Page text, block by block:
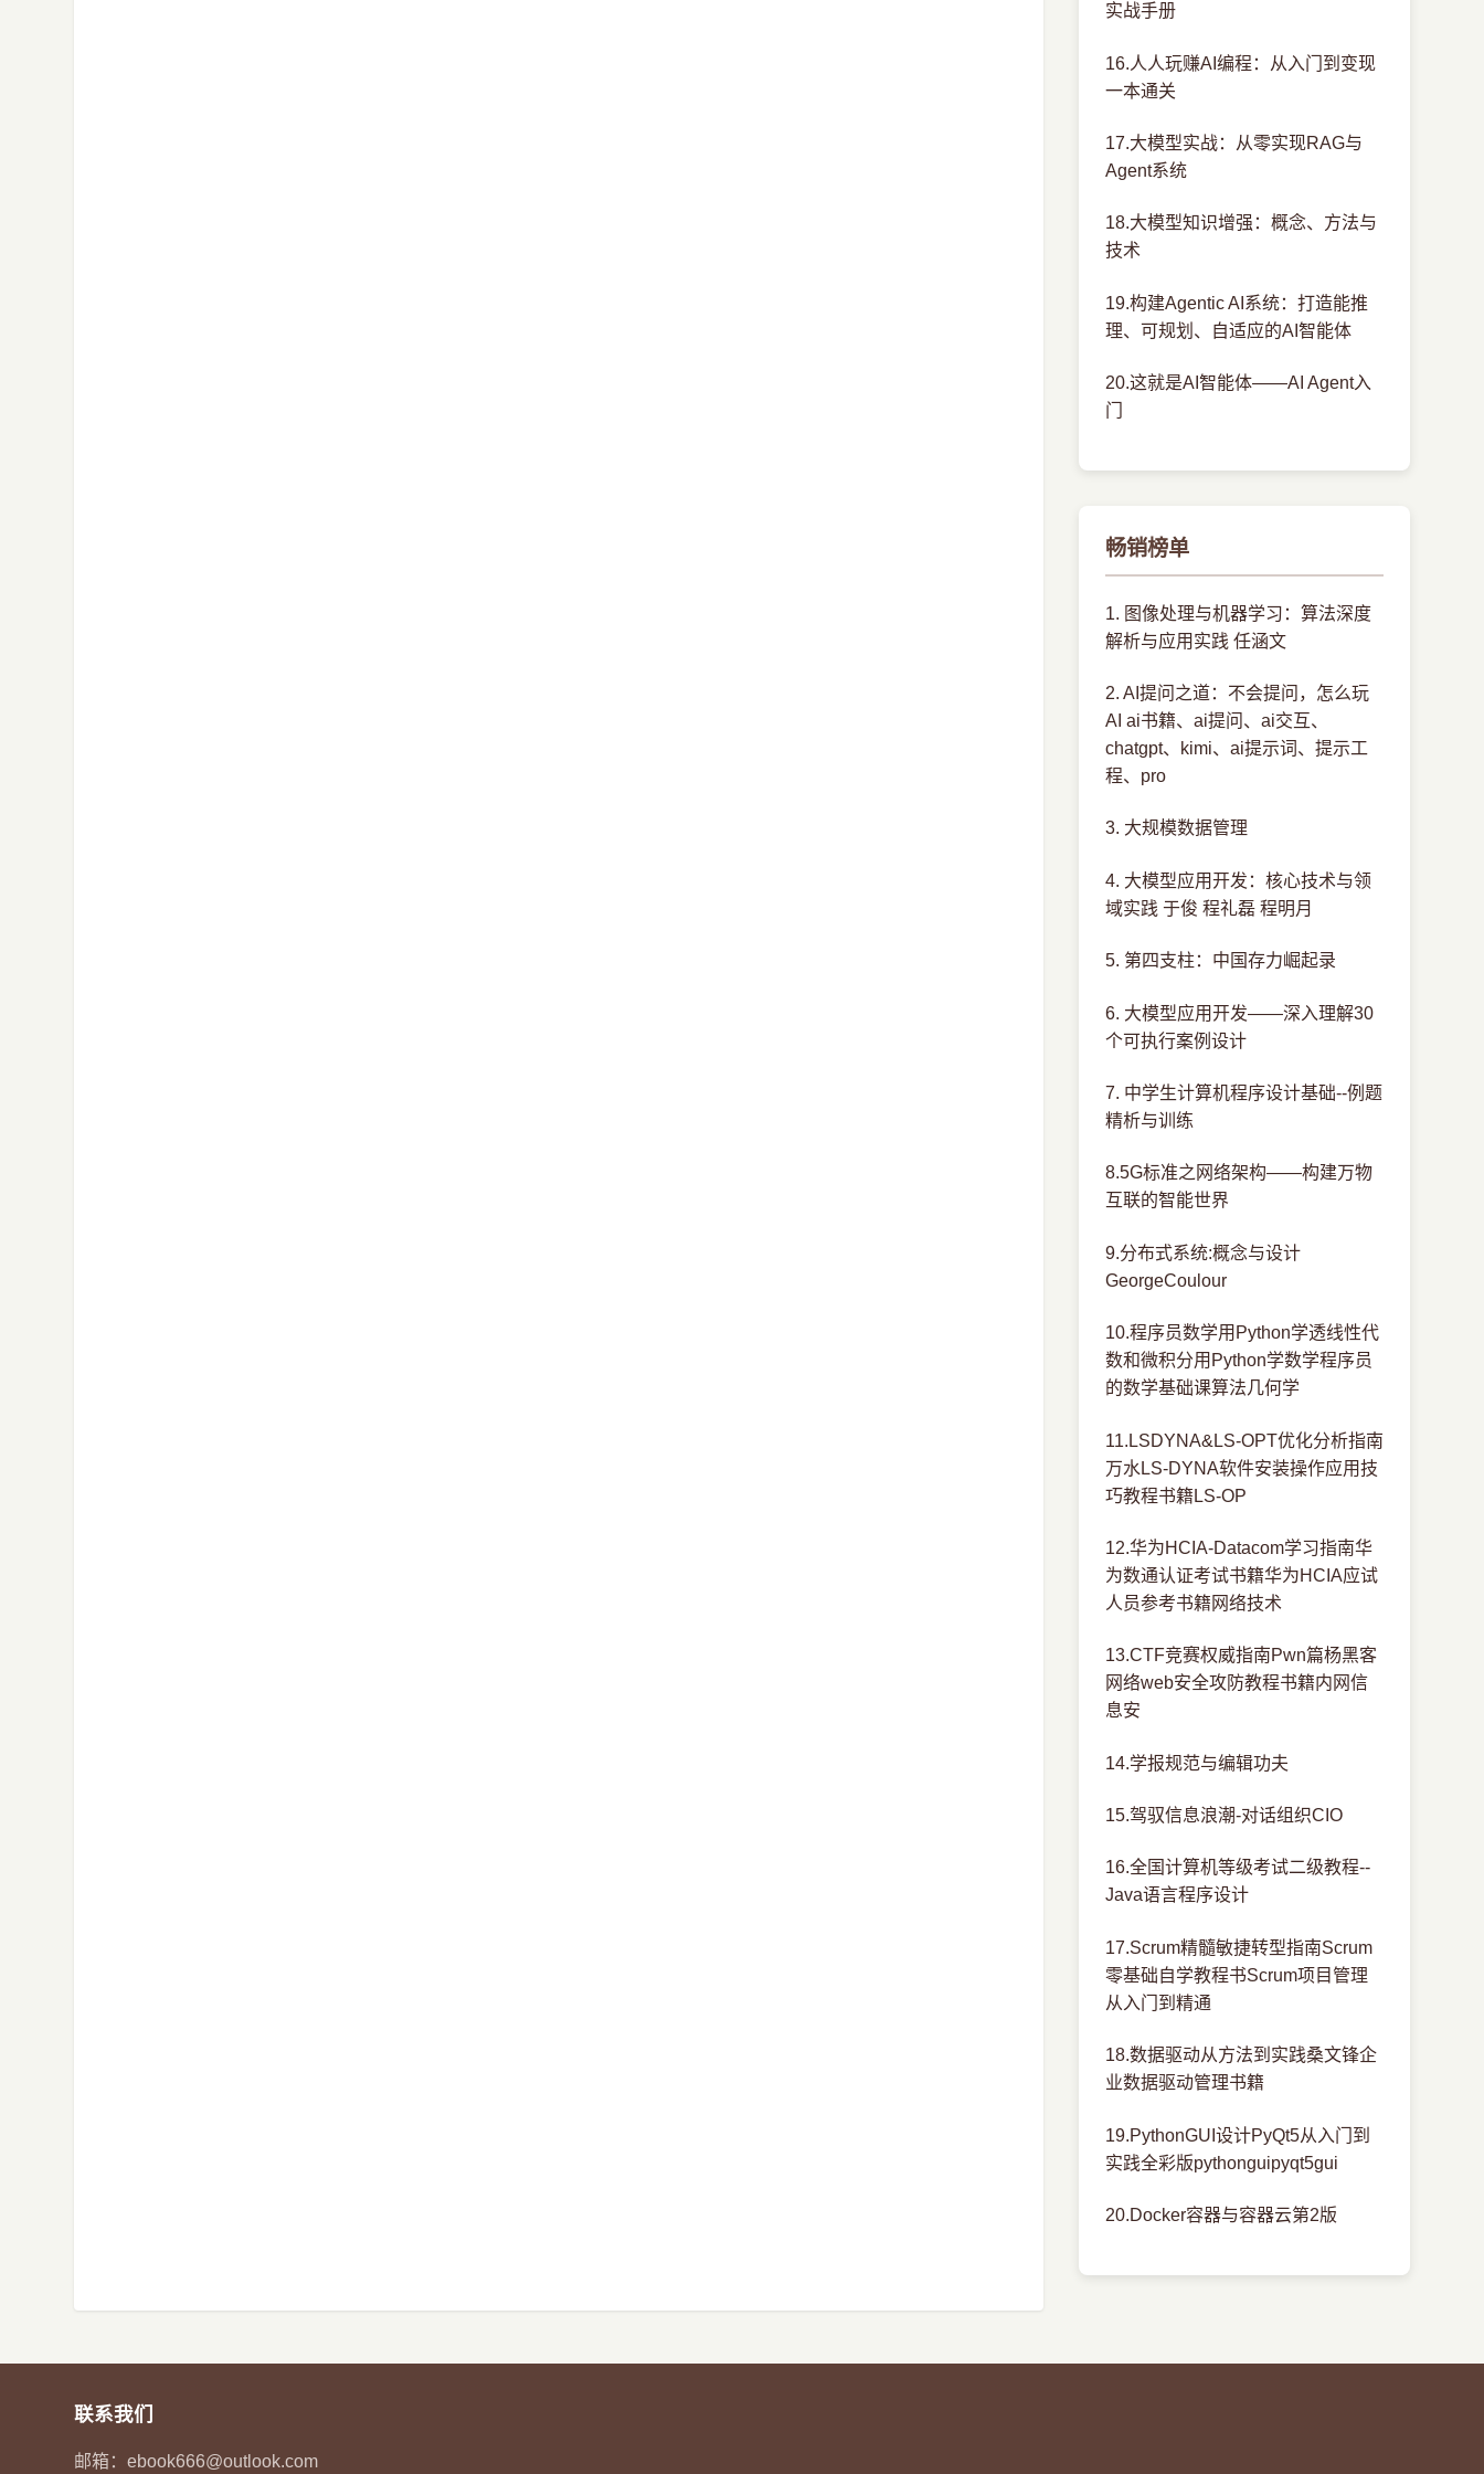
实战手册
16.人人玩赚AI编程：从入门到变现
一本通关
17.大模型实战：从零实现RAG与
Agent系统
18.大模型知识增强：概念、方法与
技术
19.构建Agentic AI系统：打造能推
理、可规划、自适应的AI智能体
20.这就是AI智能体——AI Agent入
门
畅销榜单
1. 图像处理与机器学习：算法深度
解析与应用实践 任涵文
2. AI提问之道：不会提问，怎么玩
AI ai书籍、ai提问、ai交互、
chatgpt、kimi、ai提示词、提示工
程、pro
3. 大规模数据管理
4. 大模型应用开发：核心技术与领
域实践 于俊 程礼磊 程明月
5. 第四支柱：中国存力崛起录
6. 大模型应用开发——深入理解30
个可执行案例设计
7. 中学生计算机程序设计基础--例题
精析与训练
8.5G标准之网络架构——构建万物
互联的智能世界
9.分布式系统:概念与设计
GeorgeCoulour
10.程序员数学用Python学透线性代
数和微积分用Python学数学程序员
的数学基础课算法几何学
11.LSDYNA&LS-OPT优化分析指南
万水LS-DYNA软件安装操作应用技
巧教程书籍LS-OP
12.华为HCIA-Datacom学习指南华
为数通认证考试书籍华为HCIA应试
人员参考书籍网络技术
13.CTF竞赛权威指南Pwn篇杨黑客
网络web安全攻防教程书籍内网信
息安
14.学报规范与编辑功夫
15.驾驭信息浪潮-对话组织CIO
16.全国计算机等级考试二级教程--
Java语言程序设计
17.Scrum精髓敏捷转型指南Scrum
零基础自学教程书Scrum项目管理
从入门到精通
18.数据驱动从方法到实践桑文锋企
业数据驱动管理书籍
19.PythonGUI设计PyQt5从入门到
实践全彩版pythonguipyqt5gui
20.Docker容器与容器云第2版
联系我们
邮箱：ebook666@outlook.com